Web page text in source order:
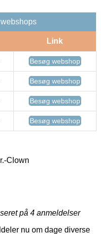
Link
Besøg webshop
Besøg webshop
Besøg webshop
Besøg webshop
Clown
på 4 anmeldelser
nu om dage diverse